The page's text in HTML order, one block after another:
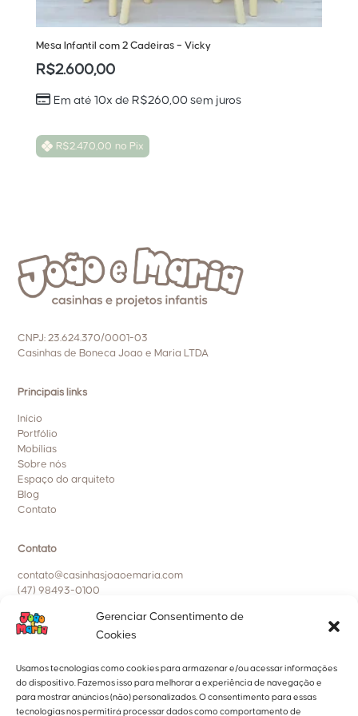
Gerenciar Consentimento de
Cookies
Usamos tecnologias como cookies para armazenar e/ou acessar informações
do dispositivo. Fazemos isso para melhorar a experiência de navegação e
para mostrar anúncios (não) personalizados. O consentimento para essas
tecnologias nos permitirá processar dados como comportamento de
Mesa Infantil com 2 Cadeiras – Vicky
R$2.600,00
Em até 10x de R$260,00 sem juros
R$2.470,00 no Pix
CNPJ: 23.624.370/0001-03
Casinhas de Boneca Joao e Maria LTDA
Principais links
Início
Portfólio
Mobílias
Sobre nós
Espaço do arquiteto
Blog
Contato
Contato
contato@casinhasjoaoemaria.com
(47) 98493-0100
Políticas da empresa
Política de cookies
Nossa Localização